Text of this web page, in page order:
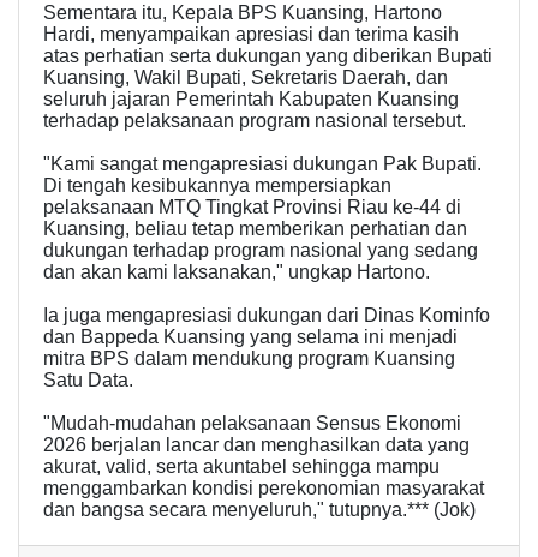
Sementara itu, Kepala BPS Kuansing, Hartono
Hardi, menyampaikan apresiasi dan terima kasih
atas perhatian serta dukungan yang diberikan Bupati
Kuansing, Wakil Bupati, Sekretaris Daerah, dan
seluruh jajaran Pemerintah Kabupaten Kuansing
terhadap pelaksanaan program nasional tersebut.
"Kami sangat mengapresiasi dukungan Pak Bupati.
Di tengah kesibukannya mempersiapkan
pelaksanaan MTQ Tingkat Provinsi Riau ke-44 di
Kuansing, beliau tetap memberikan perhatian dan
dukungan terhadap program nasional yang sedang
dan akan kami laksanakan," ungkap Hartono.
Ia juga mengapresiasi dukungan dari Dinas Kominfo
dan Bappeda Kuansing yang selama ini menjadi
mitra BPS dalam mendukung program Kuansing
Satu Data.
"Mudah-mudahan pelaksanaan Sensus Ekonomi
2026 berjalan lancar dan menghasilkan data yang
akurat, valid, serta akuntabel sehingga mampu
menggambarkan kondisi perekonomian masyarakat
dan bangsa secara menyeluruh," tutupnya.*** (Jok)